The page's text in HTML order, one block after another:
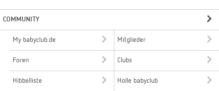
COMMUNITY
My babyclub.de Mitglieder
Foren Clubs
Hibbelliste Holle babyclub